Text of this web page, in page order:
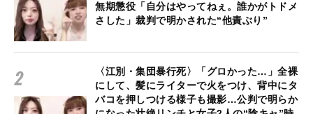
無期懲役「自分はやってねぇ。誰かがトドメ
さした」裁判で明かされた“他責ぶり”
〈江別・集団暴行死〉「グロかった…」全裸
にして、髪にライターで火をつけ、背中にタ
バコを押しつける様子も撮影…公判で明らか